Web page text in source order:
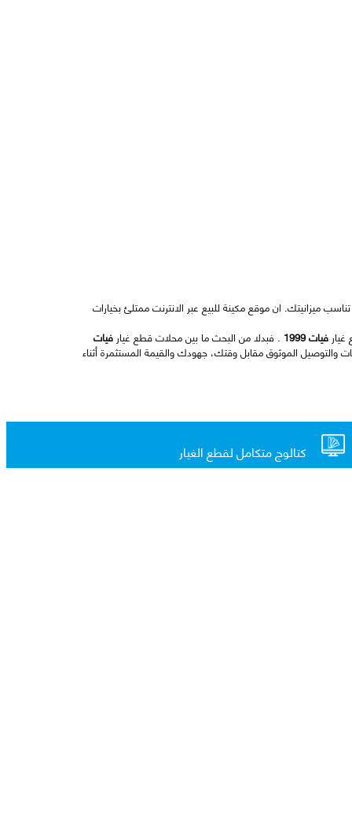
ميزانيتك. ان موقع مكينة للبيع عبر الانترنت ممتلئ بخيارات
فيات 1999 . فبدلا من البحث ما بين محلات قطع غيار فيات
الموثوق مقابل وقتك، جهودك والقيمة المستثمرة أثناء
كتالوج متكامل لقطع الغيار